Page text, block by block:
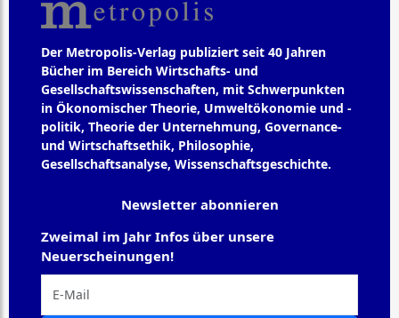
Der Metropolis-Verlag publiziert seit 40 Jahren
Bücher im Bereich Wirtschafts- und
Gesellschaftswissenschaften, mit Schwerpunkten
in Ökonomischer Theorie, Umweltökonomie und -
politik, Theorie der Unternehmung, Governance-
und Wirtschaftsethik, Philosophie,
Gesellschaftsanalyse, Wissenschaftsgeschichte.
Newsletter abonnieren
Zweimal im Jahr Infos über unsere
Neuerscheinungen!